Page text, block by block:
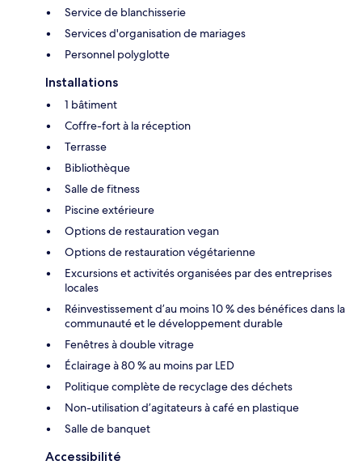
Service de blanchisserie
Services d'organisation de mariages
Personnel polyglotte
Installations
1 bâtiment
Coffre-fort à la réception
Terrasse
Bibliothèque
Salle de fitness
Piscine extérieure
Options de restauration vegan
Options de restauration végétarienne
Excursions et activités organisées par des entreprises
locales
Réinvestissement d’au moins 10 % des bénéfices dans la
communauté et le développement durable
Fenêtres à double vitrage
Éclairage à 80 % au moins par LED
Politique complète de recyclage des déchets
Non-utilisation d’agitateurs à café en plastique
Salle de banquet
Accessibilité